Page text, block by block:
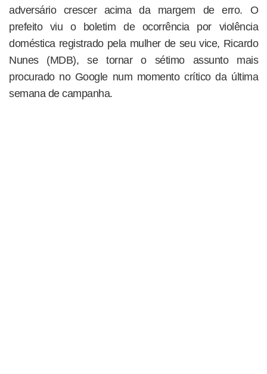
adversário crescer acima da margem de erro. O
prefeito viu o boletim de ocorrência por violência
doméstica registrado pela mulher de seu vice, Ricardo
Nunes (MDB), se tornar o sétimo assunto mais
procurado no Google num momento crítico da última
semana de campanha.